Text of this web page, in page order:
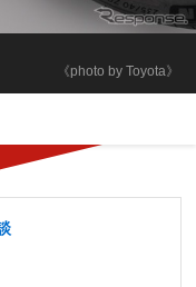
《photo by Toyota》